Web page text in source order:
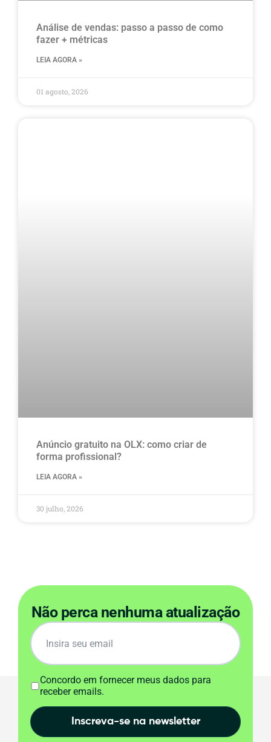
Análise de vendas: passo a passo de como
fazer + métricas
LEIA AGORA »
01 agosto, 2026
Anúncio gratuito na OLX​: como criar de
forma profissional?
LEIA AGORA »
30 julho, 2026
Não perca nenhuma atualização
Concordo em fornecer meus dados para
receber emails.
Inscreva-se na newsletter